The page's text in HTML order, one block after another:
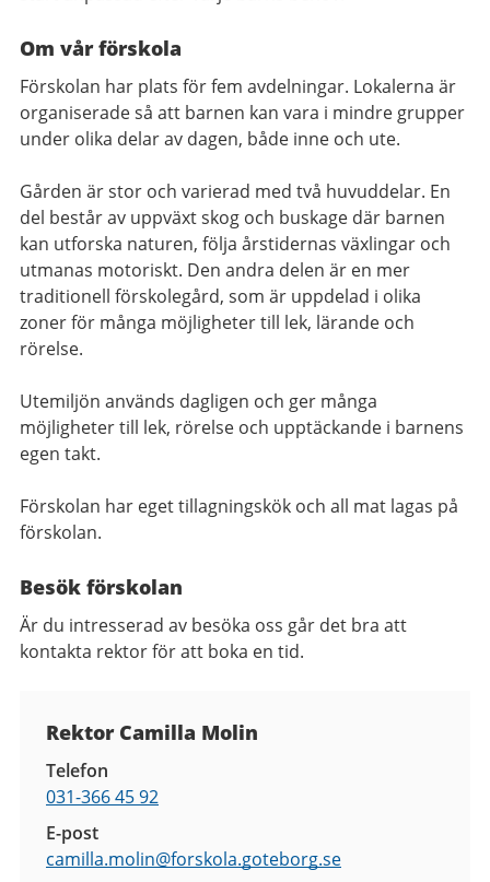
Om vår förskola
Förskolan har plats för fem avdelningar. Lokalerna är
organiserade så att barnen kan vara i mindre grupper
under olika delar av dagen, både inne och ute.
Gården är stor och varierad med två huvuddelar. En
del består av uppväxt skog och buskage där barnen
kan utforska naturen, följa årstidernas växlingar och
utmanas motoriskt. Den andra delen är en mer
traditionell förskolegård, som är uppdelad i olika
zoner för många möjligheter till lek, lärande och
rörelse.
Utemiljön används dagligen och ger många
möjligheter till lek, rörelse och upptäckande i barnens
egen takt.
Förskolan har eget tillagningskök och all mat lagas på
förskolan.
Besök förskolan
Är du intresserad av besöka oss går det bra att
kontakta rektor för att boka en tid.
Rektor Camilla Molin
Telefon
031-366 45 92
E-post
camilla.molin@forskola.goteborg.se